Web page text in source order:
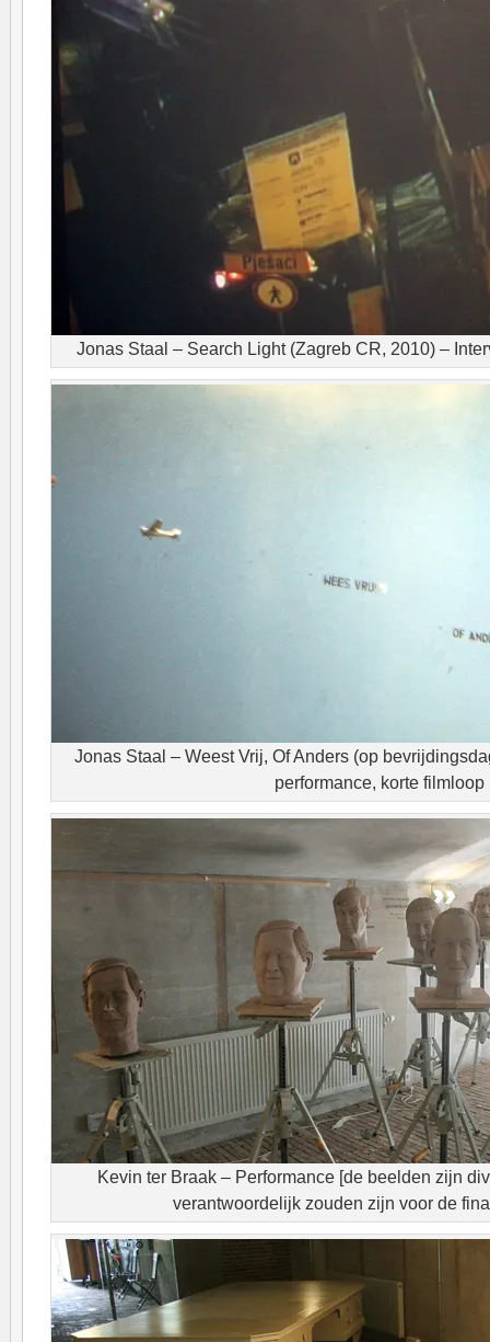
Jonas Staal – Search Light (Zagreb CR, 2010) –
Jonas Staal – Weest Vrij, Of Anders (op
performance, korte filmloop
Kevin ter Braak – Performance [de beelden zijn
verantwoordelijk zouden zijn voor de